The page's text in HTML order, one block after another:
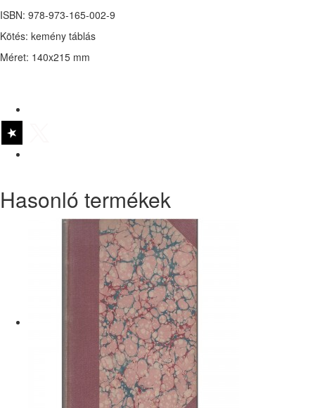
ISBN: 978-973-165-002-9
Kötés: kemény táblás
Méret: 140x215 mm
Hasonló termékek